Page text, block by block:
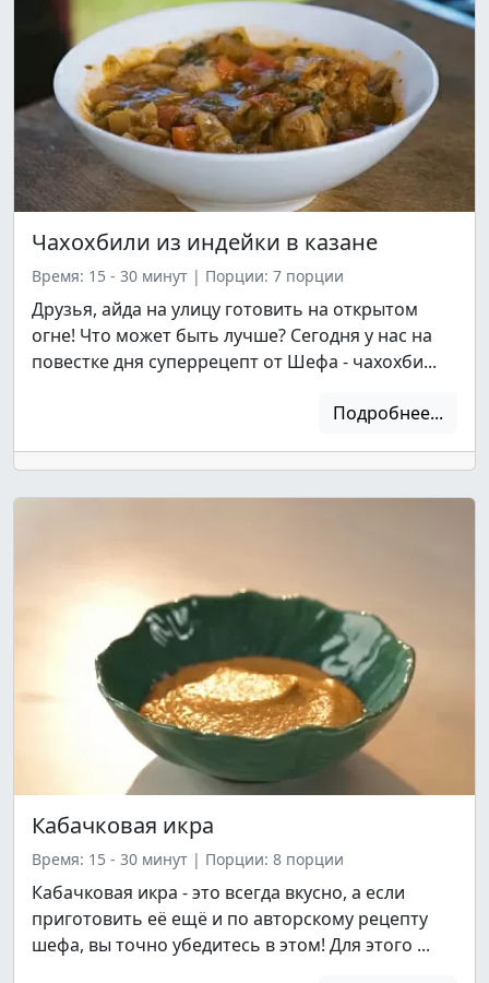
Чахохбили из индейки в казане
Время: 15 - 30 минут | Порции: 7 порции
Друзья, айда на улицу готовить на открытом
огне! Что может быть лучше? Сегодня у нас на
повестке дня суперрецепт от Шефа - чахохби...
Подробнее...
Кабачковая икра
Время: 15 - 30 минут | Порции: 8 порции
Кабачковая икра - это всегда вкусно, а если
приготовить её ещё и по авторскому рецепту
шефа, вы точно убедитесь в этом! Для этого ...